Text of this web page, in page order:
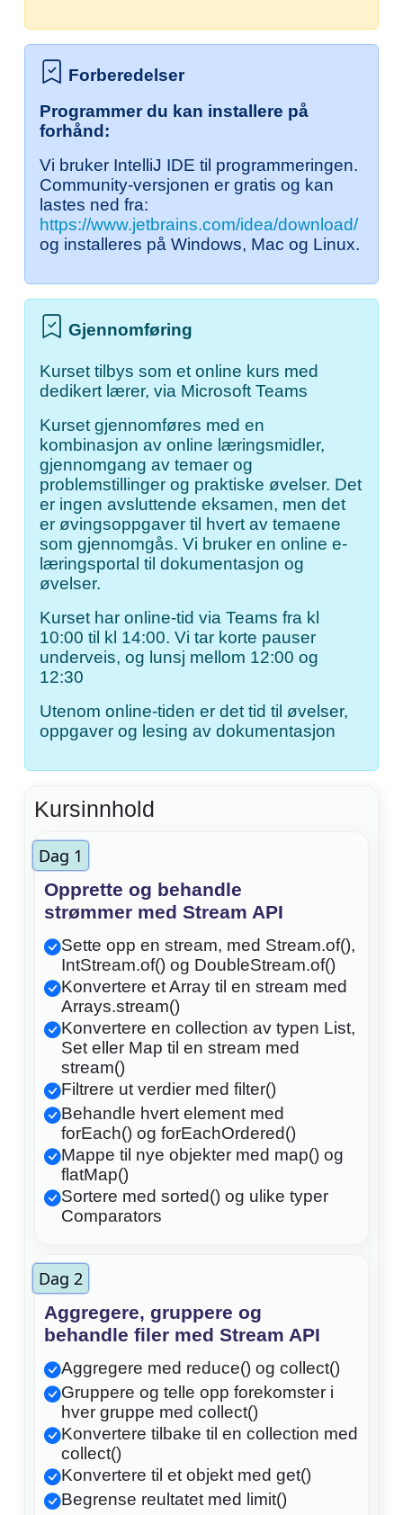
Forberedelser
Programmer du kan installere på
forhånd:
Vi bruker IntelliJ IDE til programmeringen.
Community-versjonen er gratis og kan
lastes ned fra:
https://www.jetbrains.com/idea/download/
og installeres på Windows, Mac og Linux.
Gjennomføring
Kurset tilbys som et online kurs med
dedikert lærer, via Microsoft Teams
Kurset gjennomføres med en
kombinasjon av online læringsmidler,
gjennomgang av temaer og
problemstillinger og praktiske øvelser. Det
er ingen avsluttende eksamen, men det
er øvingsoppgaver til hvert av temaene
som gjennomgås. Vi bruker en online e-
læringsportal til dokumentasjon og
øvelser.
Kurset har online-tid via Teams fra kl
10:00 til kl 14:00. Vi tar korte pauser
underveis, og lunsj mellom 12:00 og
12:30
Utenom online-tiden er det tid til øvelser,
oppgaver og lesing av dokumentasjon
Kursinnhold
Dag 1
Opprette og behandle
strømmer med Stream API
Sette opp en stream, med Stream.of(),
IntStream.of() og DoubleStream.of()
Konvertere et Array til en stream med
Arrays.stream()
Konvertere en collection av typen List,
Set eller Map til en stream med
stream()
Filtrere ut verdier med filter()
Behandle hvert element med
forEach() og forEachOrdered()
Mappe til nye objekter med map() og
flatMap()
Sortere med sorted() og ulike typer
Comparators
Dag 2
Aggregere, gruppere og
behandle filer med Stream API
Aggregere med reduce() og collect()
Gruppere og telle opp forekomster i
hver gruppe med collect()
Konvertere tilbake til en collection med
collect()
Konvertere til et objekt med get()
Begrense reultatet med limit()